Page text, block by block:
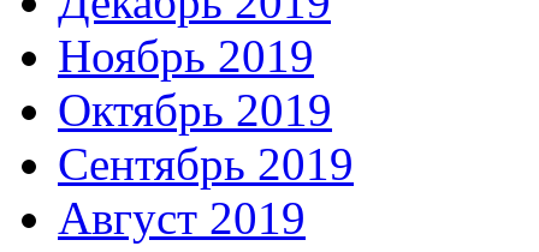
Ноябрь 2019
Октябрь 2019
Сентябрь 2019
Август 2019